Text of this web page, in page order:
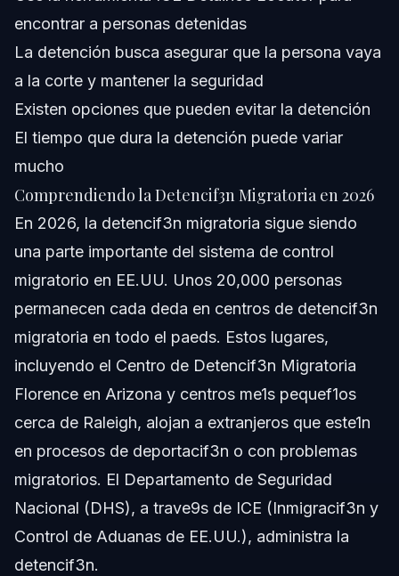
Fuentes y Referencias
encontrar a personas detenidas
La detención busca asegurar que la persona vaya
a la corte y mantener la seguridad
Existen opciones que pueden evitar la detención
El tiempo que dura la detención puede variar
mucho
Comprendiendo la Detencif3n Migratoria en 2026
En 2026, la detencif3n migratoria sigue siendo
una parte importante del sistema de control
migratorio en EE.UU. Unos 20,000 personas
permanecen cada deda en centros de detencif3n
migratoria en todo el paeds. Estos lugares,
incluyendo el Centro de Detencif3n Migratoria
Florence en Arizona y centros me1s pequef1os
cerca de Raleigh, alojan a extranjeros que este1n
en procesos de deportacif3n o con problemas
migratorios. El Departamento de Seguridad
Nacional (DHS), a trave9s de ICE (Inmigracif3n y
Control de Aduanas de EE.UU.), administra la
detencif3n.